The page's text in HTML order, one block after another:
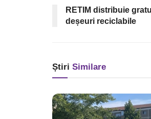
RETIM distribuie
deșeuri reciclabile
Știri Similare